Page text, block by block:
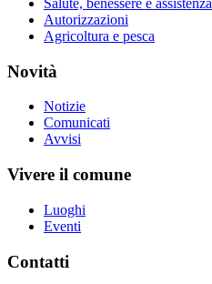
Salute, benessere e assistenza
Autorizzazioni
Agricoltura e pesca
Novità
Notizie
Comunicati
Avvisi
Vivere il comune
Luoghi
Eventi
Contatti